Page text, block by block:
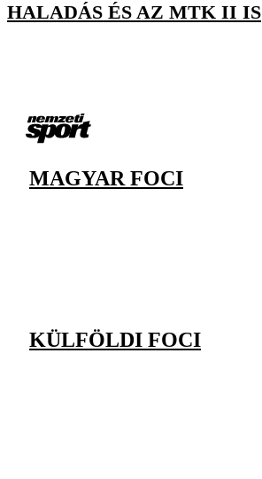
HALADÁS ÉS AZ MTK II IS
MAGYAR FOCI
KÜLFÖLDI FOCI